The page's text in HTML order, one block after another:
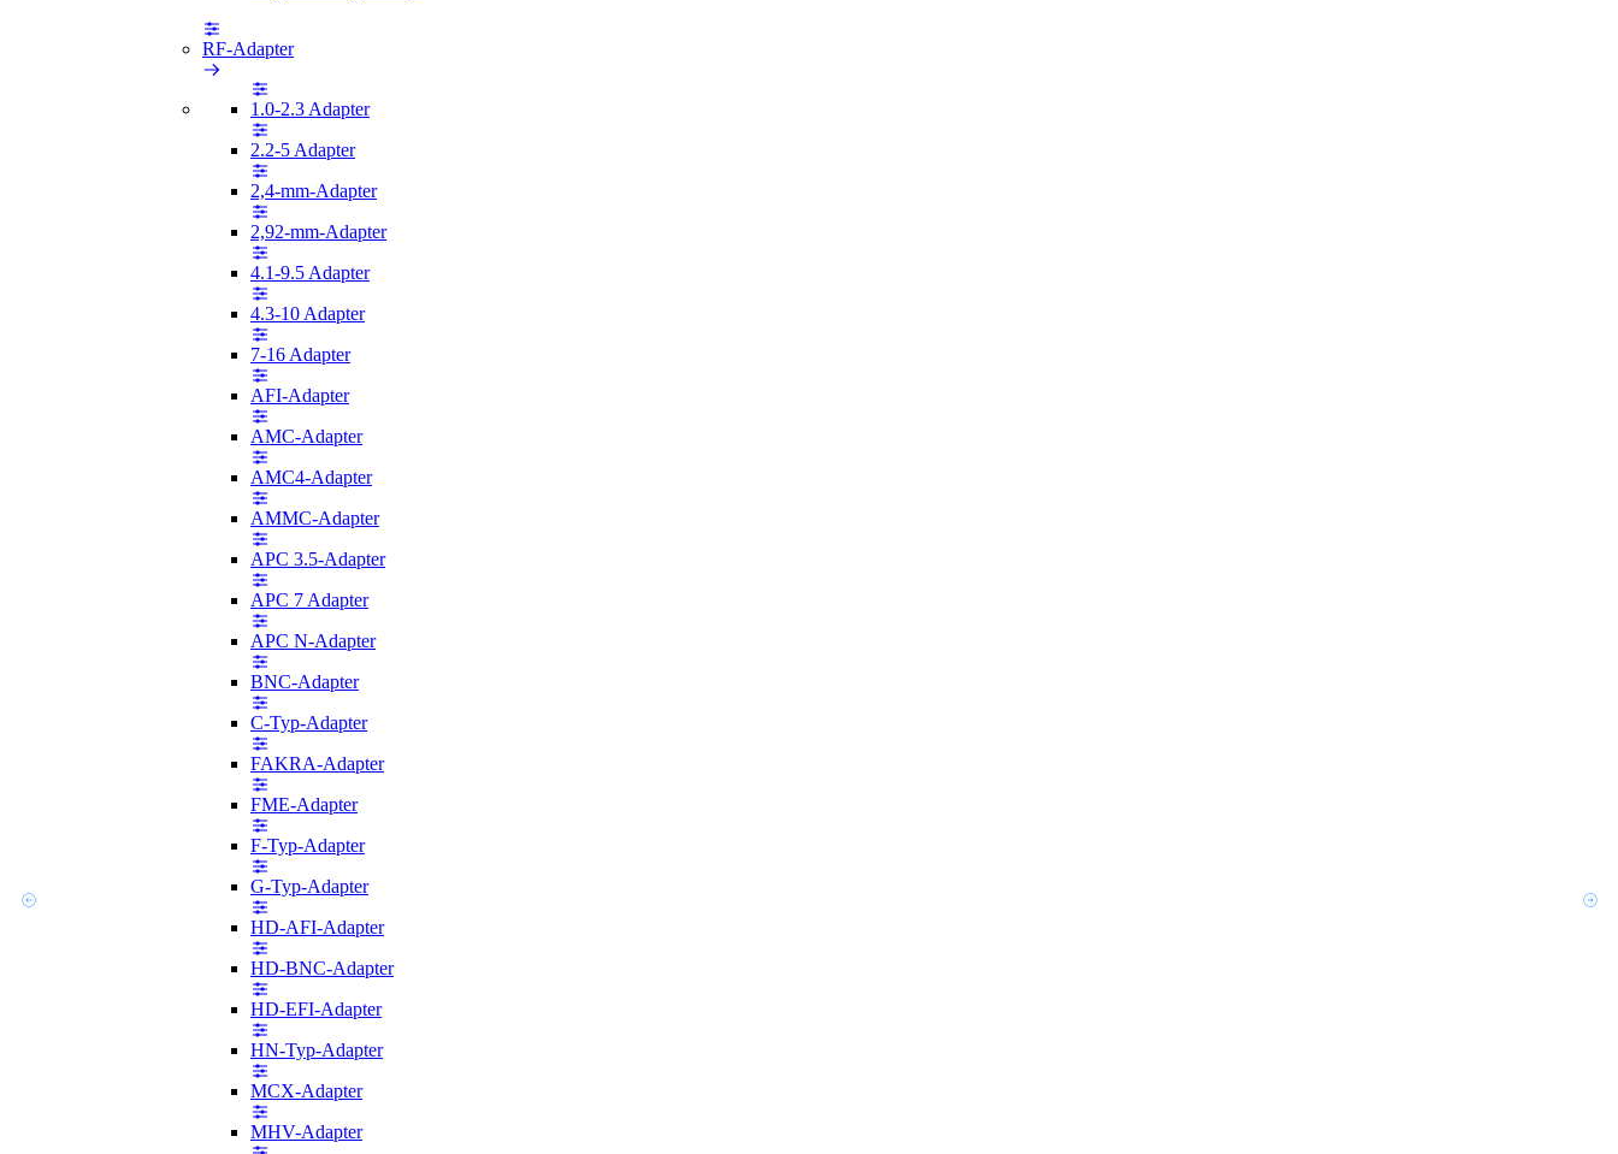
RF-Adapter
1.0-2.3 Adapter
2.2-5 Adapter
2,4-mm-Adapter
2,92-mm-Adapter
4.1-9.5 Adapter
4.3-10 Adapter
7-16 Adapter
AFI-Adapter
AMC-Adapter
AMC4-Adapter
AMMC-Adapter
APC 3.5-Adapter
APC 7 Adapter
APC N-Adapter
BNC-Adapter
C-Typ-Adapter
FAKRA-Adapter
FME-Adapter
F-Typ-Adapter
G-Typ-Adapter
HD-AFI-Adapter
HD-BNC-Adapter
HD-EFI-Adapter
HN-Typ-Adapter
MCX-Adapter
MHV-Adapter